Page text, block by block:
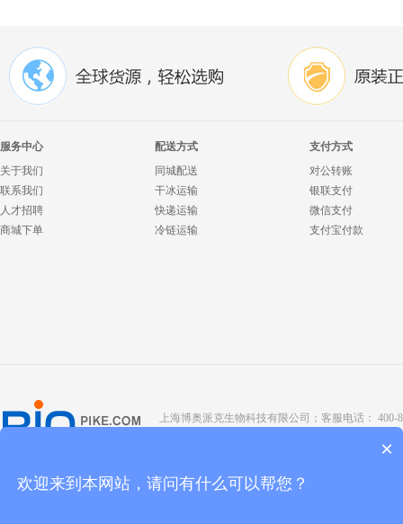
服务中心
关于我们
联系我们
人才招聘
商城下单
配送方式
同城配送
干冰运输
快递运输
冷链运输
支付方式
对公转账
银联支付
微信支付
支付宝付款
上海博奥派克生物科技有限公司；客服电话： 400-
京ICP备
×
欢迎来到本网站，请问有什么可以帮您？